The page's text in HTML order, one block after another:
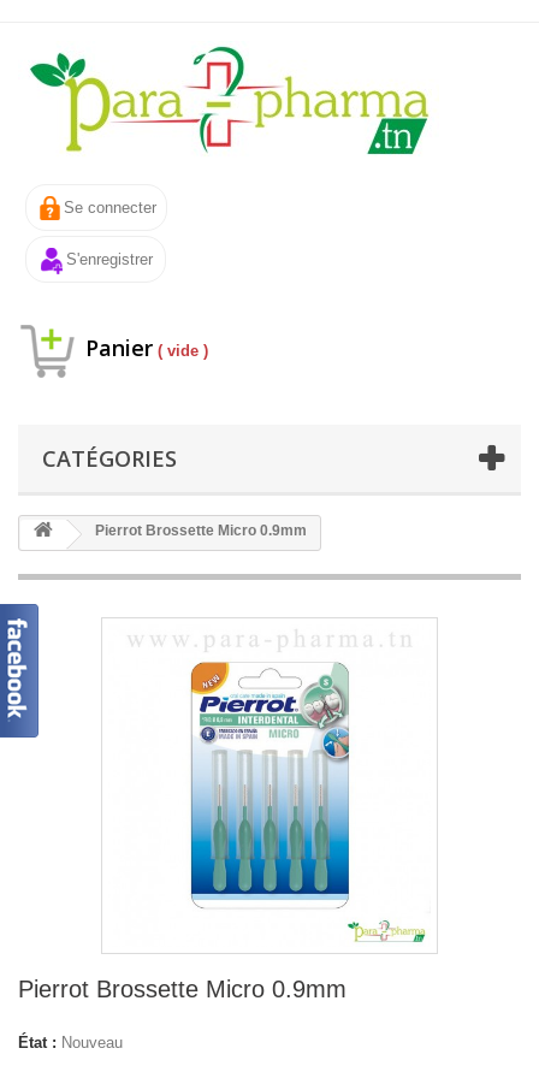
Se connecter
S'enregistrer
Panier ( vide )
CATÉGORIES
Pierrot Brossette Micro 0.9mm
Pierrot Brossette Micro 0.9mm
État : Nouveau